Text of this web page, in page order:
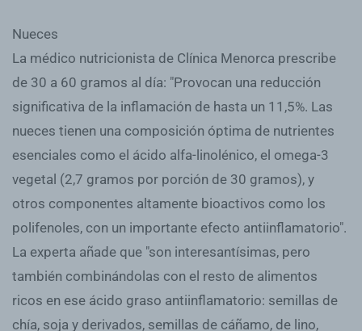
Nueces
La médico nutricionista de Clínica Menorca prescribe
de 30 a 60 gramos al día: "Provocan una reducción
significativa de la inflamación de hasta un 11,5%. Las
nueces tienen una composición óptima de nutrientes
esenciales como el ácido alfa-linolénico, el omega-3
vegetal (2,7 gramos por porción de 30 gramos), y
otros componentes altamente bioactivos como los
polifenoles, con un importante efecto antiinflamatorio".
La experta añade que "son interesantísimas, pero
también combinándolas con el resto de alimentos
ricos en ese ácido graso antiinflamatorio: semillas de
chía, soja y derivados, semillas de cáñamo, de lino,